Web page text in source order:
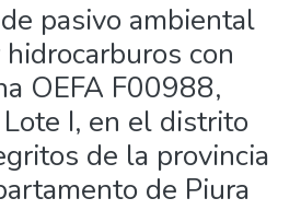
pasivo ambiental
con
OEFA F00988,
I, en el distrito
de la provincia
de Piura